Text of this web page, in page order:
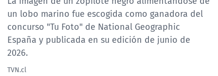
TVN PLAY
PROGRAMAS
TELESERIES
un lobo marino fue escogida como ganadora del
concurso "Tu Foto" de National Geographic
España y publicada en su edición de junio de
2026.
TVN.cl